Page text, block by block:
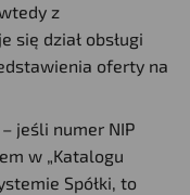
z
się dział obsługi
oferty na
jeśli numer NIP
w „Katalogu
Spółki, to